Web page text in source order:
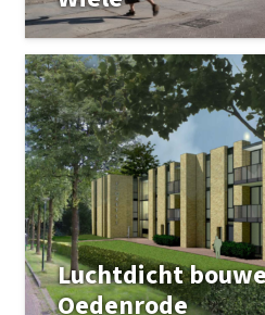
Luchtdicht
Oedenrode